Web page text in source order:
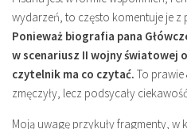
wydarzeń, to często komentuje je z
Ponieważ biografia pana
w scenariusz II wojny
czytelnik ma co czytać. To
zmęczyły, lecz podsycały
Moją uwagę przykuły fragmenty,